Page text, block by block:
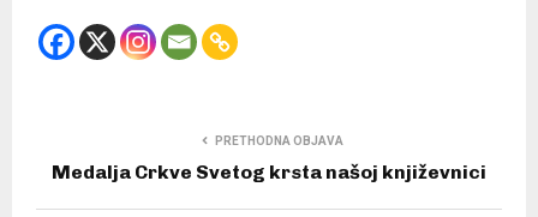
PRETHODNA OBJAVA
Medalja Crkve Svetog krsta našoj književnici